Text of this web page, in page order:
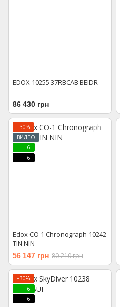
EDOX 10255 37RBCAB BEIDR
86 430 грн
−30%
ВИДЕО
6
6
Edox CO-1 Chronograph 10242
TIN NIN
56 147 грн 80 210 грн
−30%
6
6